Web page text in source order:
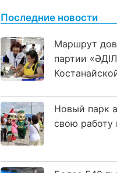
Последние новости
Маршрут
партии
Новый парк
свою работу